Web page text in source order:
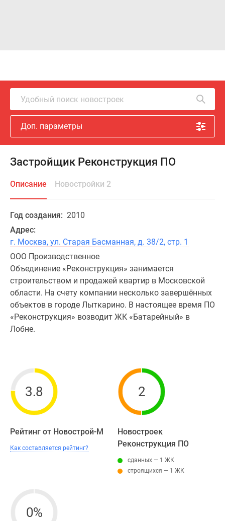
Удобный поиск новостроек
Доп. параметры
Застройщик Реконструкция ПО
Описание Новостройки 2
Год создания: 2010
Адрес:
г. Москва, ул. Старая Басманная, д. 38/2, стр. 1
ООО Производственное
Объединение «Реконструкция» занимается
строительством и продажей квартир в Московской
области. На счету компании несколько завершённых
объектов в городе Лыткарино. В настоящее время ПО
«Реконструкция» возводит ЖК «Батарейный» в
Лобне.
3.8
Рейтинг от Новострой-М
Как составляется рейтинг?
2
Новостроек
Реконструкция ПО
сданных — 1 ЖК
строящихся — 1 ЖК
0%